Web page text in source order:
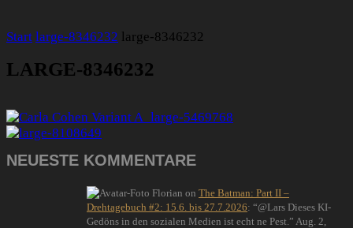
Start large-8346232 large-8346232
LARGE-8346232
NEUESTE KOMMENTARE
Florian on The Batman: Part II –
Drehtagebuch #2: 15.6. bis 27.7.2026: “@Lars Dieses KI-
Gedöns in den sozialen Medien ist echt ne Pest. ” Aug. 2,